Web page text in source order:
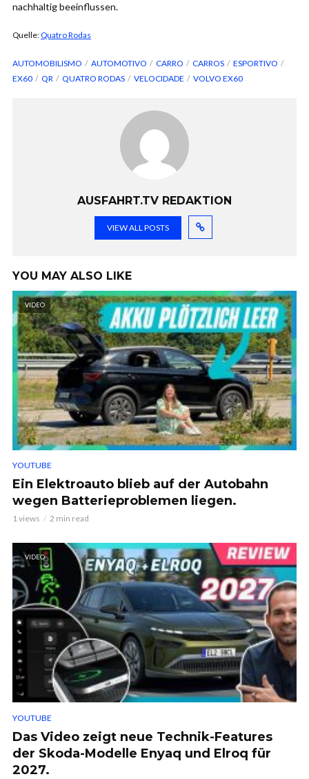
nachhaltig beeinflussen.
Quelle:Quatro Rodas
AUTOMOBILISMO AUTOMOTIVO CARRO CARROS
ESPORTIVO
EX60
QR QUATRO RODAS VELOCIDADE VOLVO EX60
AUSFAHRT.TV REDAKTION
VIEW ALL POSTS
YOU MAY ALSO LIKE
VIDEO
YOUTUBE
Ein Elektroauto blieb auf der Autobahn
wegen Batterieproblemen liegen.
1 views 2 min read
VIDEO
YOUTUBE
Das Video zeigt neue Technik-Features
der Skoda-Modelle Enyaq und Elroq für
2027.